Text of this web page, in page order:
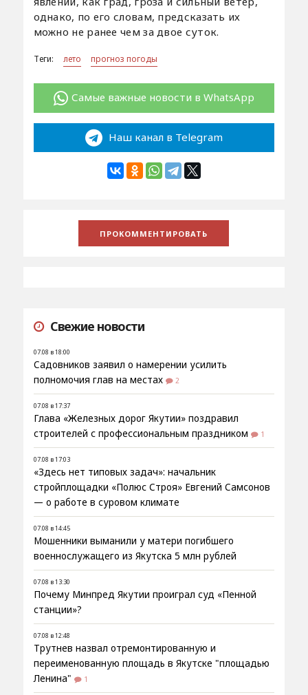
однако, по его словам, предсказать их
можно не ранее чем за двое суток.
Теги: лето прогноз погоды
Самые важные новости в WhatsApp
Наш канал в Telegram
Свежие новости
07.08 в 18:00
Садовников заявил о намерении усилить
полномочия глав на местах
2
07.08 в 17:37
Глава «Железных дорог Якутии» поздравил
строителей с профессиональным праздником
1
07.08 в 17:03
«Здесь нет типовых задач»: начальник
стройплощадки «Полюс Строя» Евгений Самсонов
— о работе в суровом климате
07.08 в 14:45
Мошенники выманили у матери погибшего
военнослужащего из Якутска 5 млн рублей
07.08 в 13:30
Почему Минпред Якутии проиграл суд «Пенной
станции»?
07.08 в 12:48
Трутнев назвал отремонтированную и
переименованную площадь в Якутске "площадью
Ленина"
1